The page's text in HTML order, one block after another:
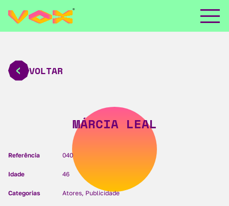
VOLTAR
MÁRCIA LEAL
Referência 040
Idade 46
Categorias Atores, Publicidade